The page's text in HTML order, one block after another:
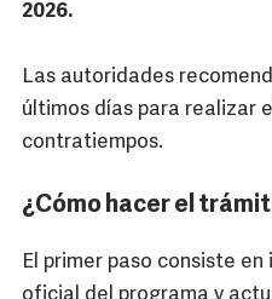
2026.
Las autoridades
últimos días para realizar
contratiempos.
¿Cómo hacer el
El primer paso consiste